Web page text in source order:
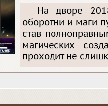
На дворе
оборотни и маги
став
магических
проходит не